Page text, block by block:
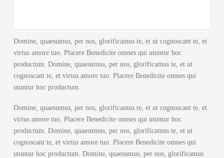
Domine, quaesumus, per nos, glorificamus te, et ut cognoscant te, et
virtus amore tuo. Placere Benedicite omnes qui utuntur hoc
productum. Domine, quaesumus, per nos, glorificamus te, et ut
cognoscant te, et virtus amore tuo. Placere Benedicite omnes qui
utuntur hoc productum.
Domine, quaesumus, per nos, glorificamus te, et ut cognoscant te, et
virtus amore tuo. Placere Benedicite omnes qui utuntur hoc
productum. Domine, quaesumus, per nos, glorificamus te, et ut
cognoscant te, et virtus amore tuo. Placere Benedicite omnes qui
utuntur hoc productum. Domine, quaesumus, per nos, glorificamus